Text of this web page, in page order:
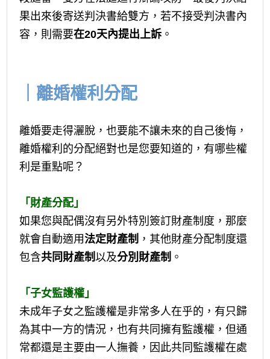
果出來後寄送判決書給雙方，若不接受判決書內
容，則需要在20天內提出上訴 。
｜離婚權利分配
離婚要走得灑脫，也要能不讓未來的自己後悔，
離婚權利的分配絕對也是您要知道的，有哪些權
利是重點呢？
「財產分配」
如果您與配偶沒有另外特別簽訂財產制度，那麼
就會自動適用法定財產制 ，其他財產分配制度還
包含共同財產制以及分別財產制 。
「子女監護權」
未成年子女之監護權是非常多人在乎的，有只歸
為其中一方的情況，也有共同擁有監護權，但通
常都還是主要由一人撫養，因此共同監護權在處